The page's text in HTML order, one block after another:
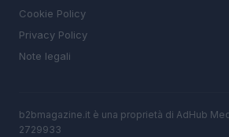
Cookie Policy
Privacy Policy
Note legali
b2bmagazine.it è una proprietà di AdHub
2729933